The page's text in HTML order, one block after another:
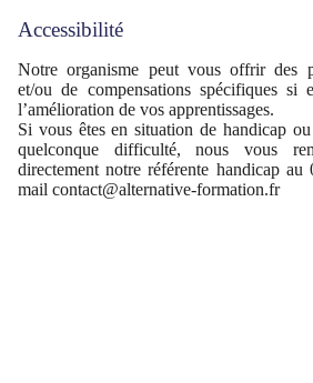
Accessibilité
Notre organisme peut vous offrir des
et/ou de compensations spécifiques si
l’amélioration de vos apprentissages.
Si vous êtes en situation de handicap
quelconque difficulté, nous vous
directement notre référente handicap
mail contact@alternative-formation.fr